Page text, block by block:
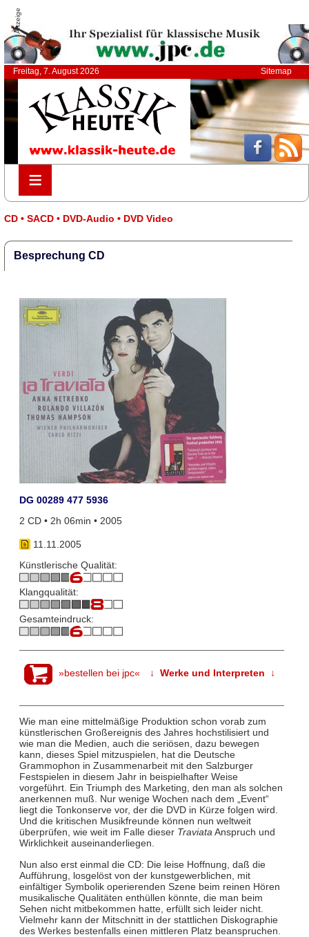
Anzeige
Freitag, 7. August 2026 Sitemap
≡
≡
CD • SACD • DVD-Audio • DVD Video
Besprechung CD
DG 00289 477 5936
2 CD • 2h 06min • 2005
11.11.2005
Künstlerische Qualität:
Klangqualität:
Gesamteindruck:
»bestellen bei jpc« ↓ Werke und Interpreten ↓
Wie man eine mittelmäßige Produktion schon vorab zum
künstlerischen Großereignis des Jahres hochstilisiert und
wie man die Medien, auch die seriösen, dazu bewegen
kann, dieses Spiel mitzuspielen, hat die Deutsche
Grammophon in Zusammenarbeit mit den Salzburger
Festspielen in diesem Jahr in beispielhafter Weise
vorgeführt. Ein Triumph des Marketing, den man als solchen
anerkennen muß. Nur wenige Wochen nach dem „Event“
liegt die Tonkonserve vor, der die DVD in Kürze folgen wird.
Und die kritischen Musikfreunde können nun weltweit
überprüfen, wie weit im Falle dieser TraviataAnspruch und
Wirklichkeit auseinanderliegen.
Nun also erst einmal die CD: Die leise Hoffnung, daß die
Aufführung, losgelöst von der kunstgewerblichen, mit
einfältiger Symbolik operierenden Szene beim reinen Hören
musikalische Qualitäten enthüllen könnte, die man beim
Sehen nicht mitbekommen hatte, erfüllt sich leider nicht.
Vielmehr kann der Mitschnitt in der stattlichen Diskographie
des Werkes bestenfalls einen mittleren Platz beanspruchen.